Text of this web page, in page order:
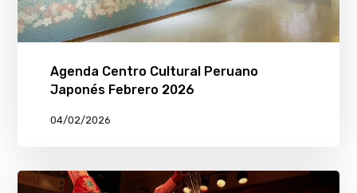
Agenda Centro Cultural Peruano
Japonés Febrero 2026
04/02/2026